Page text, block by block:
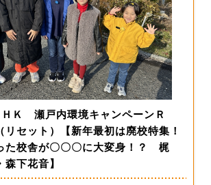
Ｋ 瀬戸内環境キャンペーンＲ
リセット）【新年最初は廃校特集！
た校舎が〇〇〇に大変身！？ 梶
下花音】